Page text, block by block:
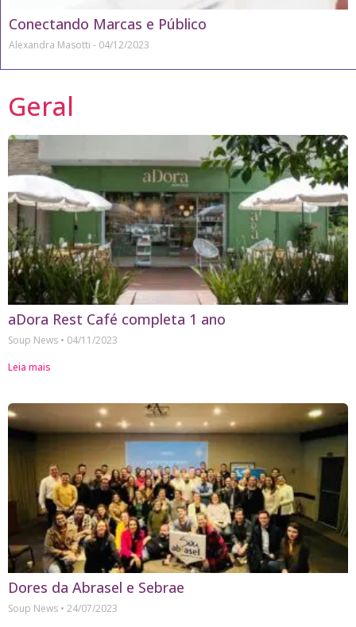
Conectando Marcas e Público
Alexandra Masotti 04/12/2023
Geral
aDora Rest Café completa 1 ano
Soup News
04/11/2023
Leia mais
Dores da Abrasel e Sebrae
Soup News
24/07/2023